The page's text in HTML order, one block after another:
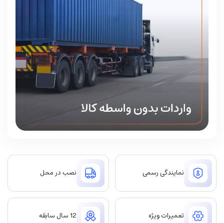
نمایندگی رسمی نصب در محل
تعمیرات ویژه 12 سال سابقه